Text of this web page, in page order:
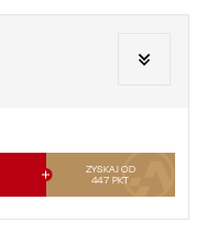
ZYSKAJ OD
447 PKT